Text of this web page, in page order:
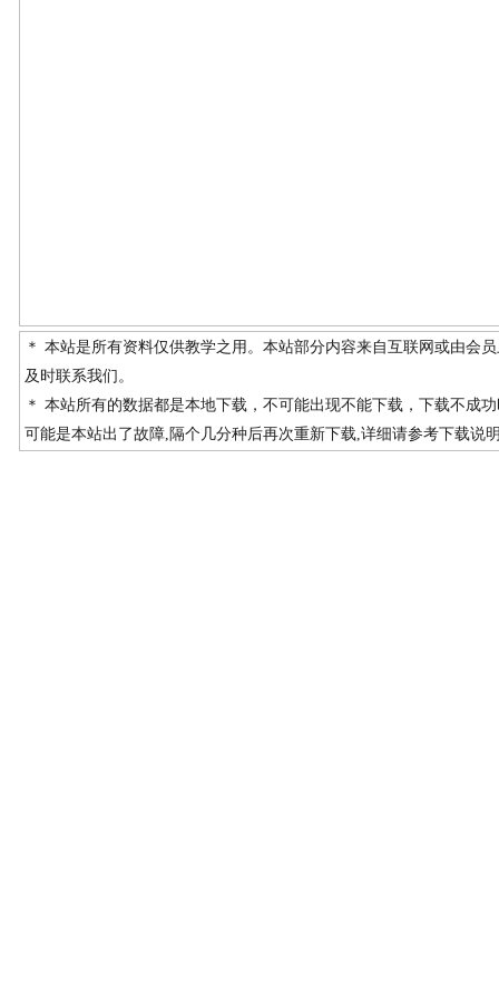
＊ 本站是所有资料仅供教学之用。本站部分内容来自互联网或由会
及时联系我们。
＊ 本站所有的数据都是本地下载，不可能出现不能下载，下载不成
可能是本站出了故障,隔个几分种后再次重新下载,详细请参考下载说